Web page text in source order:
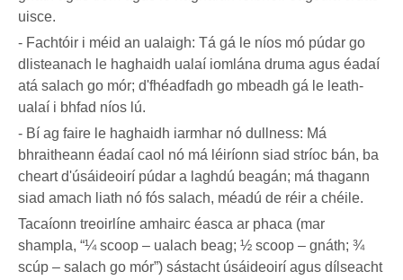
uisce.
- Fachtóir i méid an ualaigh: Tá gá le níos mó púdar go
dlisteanach le haghaidh ualaí iomlána druma agus éadaí
atá salach go mór; d'fhéadfadh go mbeadh gá le leath-
ualaí i bhfad níos lú.
- Bí ag faire le haghaidh iarmhar nó dullness: Má
bhraitheann éadaí caol nó má léiríonn siad stríoc bán, ba
cheart d'úsáideoirí púdar a laghdú beagán; má thagann
siad amach liath nó fós salach, méadú de réir a chéile.
Tacaíonn treoirlíne amhairc éasca ar phaca (mar
shampla, “¼ scoop – ualach beag; ½ scoop – gnáth; ¾
scúp – salach go mór”) sástacht úsáideoirí agus dílseacht